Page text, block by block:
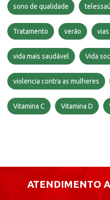
sono de qualidade
Tratamento verão
vida mais saudável Vida
violencia contra as mulheres
Vitamina C Vitamina D
ATENDIMENTO